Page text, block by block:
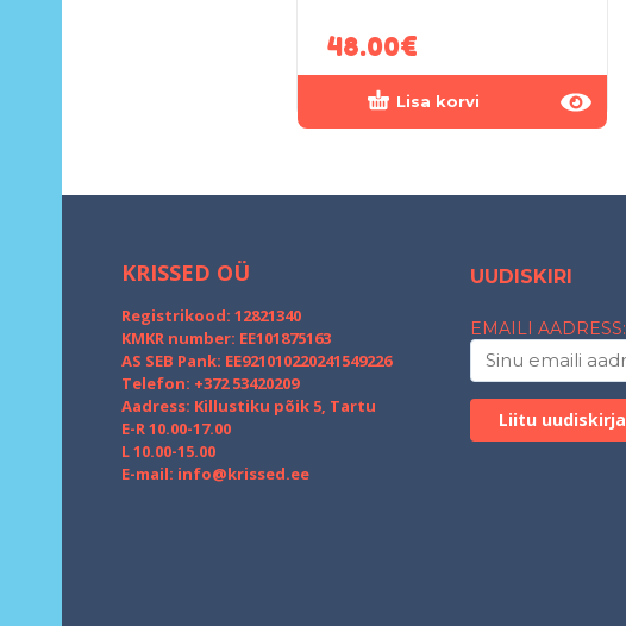
48.00€
Lisa korvi
KRISSED OÜ
Registrikood: 12821340
KMKR number: EE101875163
AS SEB Pank: EE921010220241549226
Telefon: +372 53420209
Aadress: Killustiku põik 5, Tartu
E-R 10.00-17.00
L 10.00-15.00
E-mail: info@krissed.ee
UUDISKIRI
EMAILI AADRESS: